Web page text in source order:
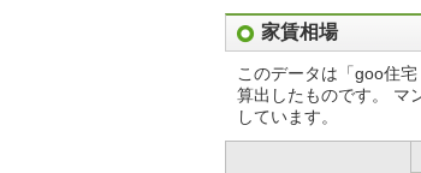
家賃相場
このデータは「goo住
算出したものです。 マ
しています。